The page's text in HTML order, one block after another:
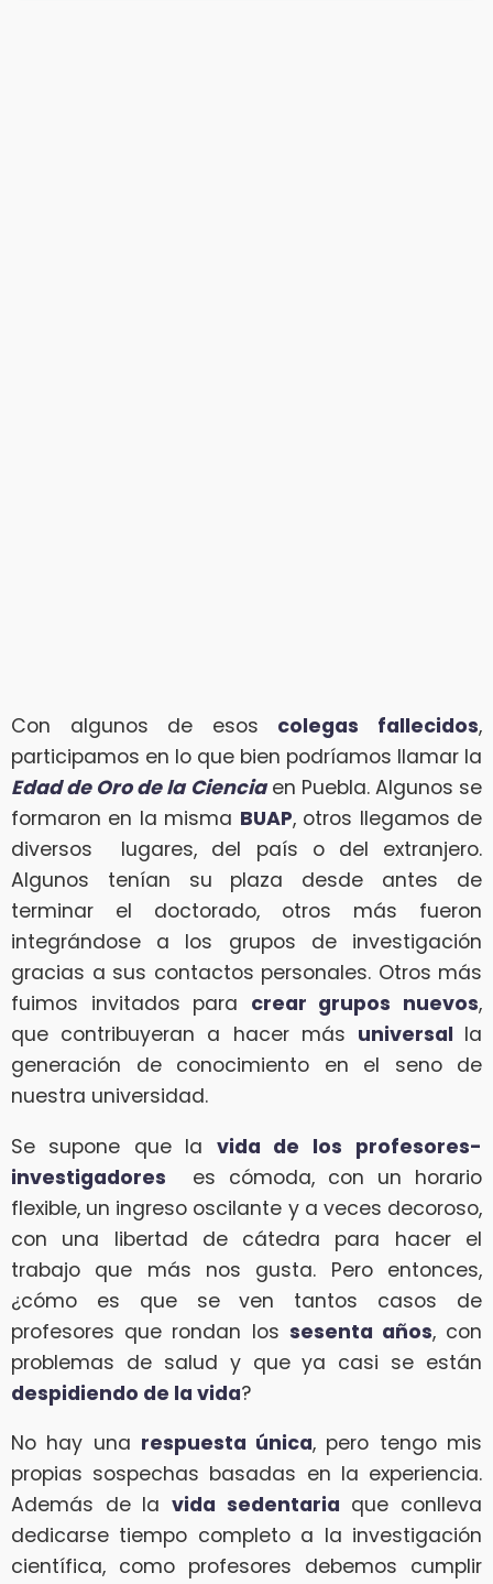
Con algunos de esos colegas fallecidos,
participamos en lo que bien podríamos llamar la
Edad de Oro de la Cienciaen Puebla. Algunos se
formaron en la misma BUAP, otros llegamos de
diversos lugares, del país o del extranjero.
Algunos tenían su plaza desde antes de
terminar el doctorado, otros más fueron
integrándose a los grupos de investigación
gracias a sus contactos personales. Otros más
fuimos invitados para crear grupos nuevos,
que contribuyeran a hacer más universal la
generación de conocimiento en el seno de
nuestra universidad.
Se supone que la vida de los profesores-
investigadores es cómoda, con un horario
flexible, un ingreso oscilante y a veces decoroso,
con una libertad de cátedra para hacer el
trabajo que más nos gusta. Pero entonces,
¿cómo es que se ven tantos casos de
profesores que rondan los sesenta años, con
problemas de salud y que ya casi se están
despidiendo de la vida?
No hay una respuesta única, pero tengo mis
propias sospechas basadas en la experiencia.
Además de la vida sedentaria que conlleva
dedicarse tiempo completo a la investigación
científica, como profesores debemos cumplir